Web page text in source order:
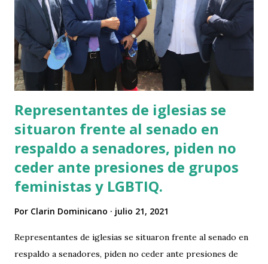
indica que el cadáver presenta heridas distintas partes del
cuerpo Los asaltantes tras darle muerte a Laureano,
violaron sexualmente a su novia, a quien abandonaron en un
cañaveral a varios kilómetros del lugar. Ella reveló que los
dos asesinos eran dos haitianos y qu...
Representantes de iglesias se
situaron frente al senado en
respaldo a senadores, piden no
ceder ante presiones de grupos
feministas y LGBTIQ.
Por Clarin Dominicano julio 21, 2021
Representantes de iglesias se situaron frente al senado en
respaldo a senadores, piden no ceder ante presiones de